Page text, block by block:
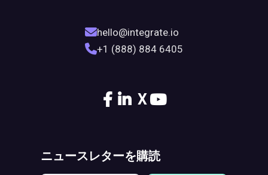
hello@integrate.io
+1 (888) 884 6405
X
ニュースレターを購読